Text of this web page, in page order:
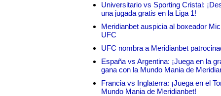
Universitario vs Sporting Cristal:
una jugada gratis en la Liga 1!
Meridianbet auspicia al boxeador
UFC
UFC nombra a Meridianbet
España vs Argentina: ¡Juega en la
gana con la Mundo Mania de
Francia vs Inglaterra: ¡Juega en el
Mundo Mania de Meridianbet!